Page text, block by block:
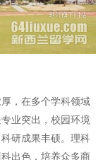
，在多个学科领域
业突出，校园环境
研成果丰硕。理科
出色，培养众多商